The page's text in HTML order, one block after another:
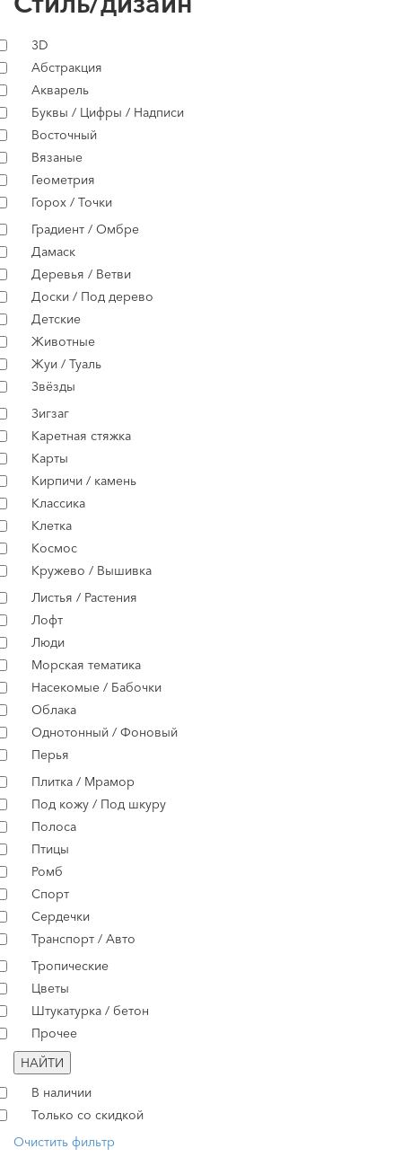
3D
Абстракция
Акварель
Буквы / Цифры / Надписи
Восточный
Вязаные
Геометрия
Горох / Точки
Градиент / Омбре
Дамаск
Деревья / Ветви
Доски / Под дерево
Детские
Животные
Жуи / Туаль
Звёзды
Зигзаг
Каретная стяжка
Карты
Кирпичи / камень
Классика
Клетка
Космос
Кружево / Вышивка
Листья / Растения
Лофт
Люди
Морская тематика
Насекомые / Бабочки
Облака
Однотонный / Фоновый
Перья
Плитка / Мрамор
Под кожу / Под шкуру
Полоса
Птицы
Ромб
Спорт
Сердечки
Транспорт / Авто
Тропические
Цветы
Штукатурка / бетон
Прочее
НАЙТИ
В наличии
Только со скидкой
Очистить фильтр